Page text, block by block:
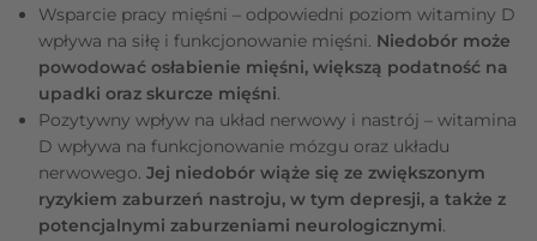
Wsparcie pracy mięśni – odpowiedni poziom witaminy D
wpływa na siłę i funkcjonowanie mięśni. Niedobór może
powodować osłabienie mięśni, większą podatność na
upadki oraz skurcze mięśni.
Pozytywny wpływ na układ nerwowy i nastrój – witamina
D wpływa na funkcjonowanie mózgu oraz układu
nerwowego. Jej niedobór wiąże się ze zwiększonym
ryzykiem zaburzeń nastroju, w tym depresji, a także z
potencjalnymi zaburzeniami neurologicznymi.